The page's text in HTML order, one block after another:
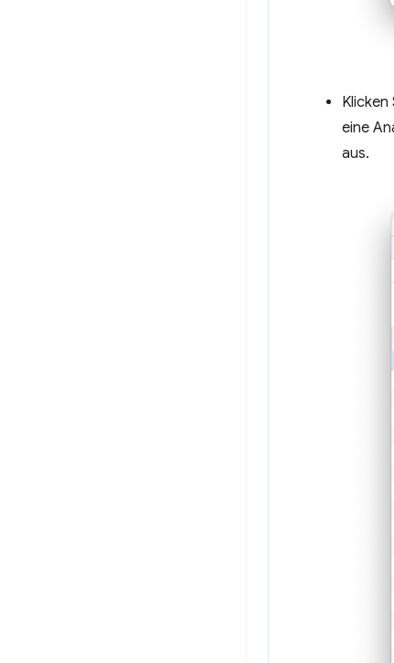
eine
aus.